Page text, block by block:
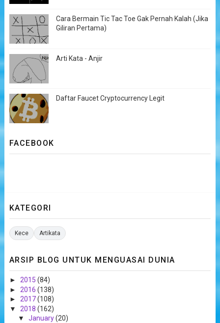
Cara Bermain Tic Tac Toe Gak Pernah Kalah (Jika
Giliran Pertama)
Arti Kata - Anjir
Daftar Faucet Cryptocurrency Legit
FACEBOOK
KATEGORI
Kece Artikata
ARSIP BLOG UNTUK MENGUASAI DUNIA
► 2015 (84)
► 2016 (138)
► 2017(108)
▼ 2018 (162)
▼ January(20)